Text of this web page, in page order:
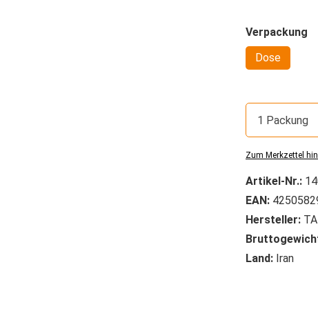
Verpackung
Dose
1 Packung
Zum Merkzettel
Artikel-Nr.:
EAN:
Hersteller:
Land: Iran